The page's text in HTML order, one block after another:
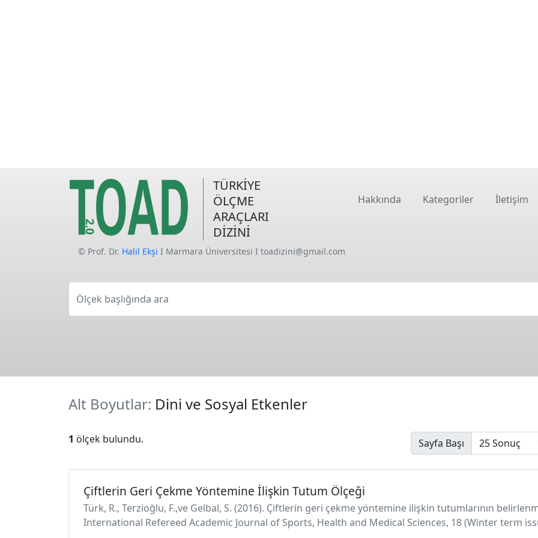
TÜRKİYE
ÖLÇME
ARAÇLARI
DİZİNİ
Hakkında Kategoriler İletişim
© Prof. Dr. Halil Ekşi I Marmara Üniversitesi I toadizini@gmail.com
Ölçek başlığında ara
Alt Boyutlar: Dini ve Sosyal Etkenler
1 ölçek bulundu. Sayfa Başı
Çiftlerin Geri Çekme Yöntemine İlişkin Tutum Ölçeği
Türk, R., Terzioğlu, F.,ve Gelbal, S. (2016). Çiftlerin geri çekme yöntemine ilişkin tutumlarının
International Refereed Academic Journal of Sports, Health and Medical Sciences, 18 (Winter term